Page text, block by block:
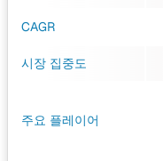
CAGR
시장 집중도
주요 플레이어